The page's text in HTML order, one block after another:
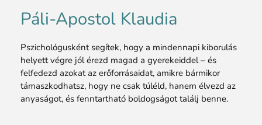
Páli-Apostol Klaudia
Pszichológusként segítek, hogy a mindennapi kiborulás
helyett végre jól érezd magad a gyerekeiddel – és
felfedezd azokat az erőforrásaidat, amikre bármikor
támaszkodhatsz, hogy ne csak túléld, hanem élvezd az
anyaságot, és fenntartható boldogságot találj benne.